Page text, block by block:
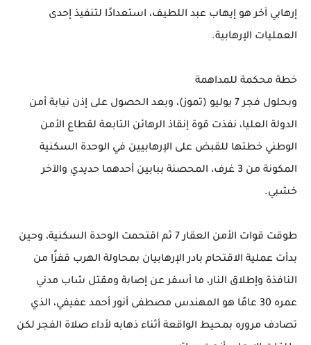
إرهابي آخر هو إيهاب عبد اللطيف، استعدادًا لتنفيذ إحدى
العمليات الإرهابية.
خطة محكمة للمداهمة
وبحلول فجر 7 يوليو (تموز)، وبعد الحصول على إذن نيابة أمن
الدولة العليا، نفذت قوة إنقاذ الرهائن التابعة لقطاع الأمن
الوطني خطتها للقبض على الإرهابيين في الوحدة السكنية
المكونة من 3 غرف، المحصنة ببابين أحدهما حديدي والآخر
خشبي.
طوقت قوات الأمن العقار 7 ثم اقتحمت الوحدة السكنية، وحين
بدأت عملية الاقتحام بادر الإرهابيان بمحاولة الهرب قفزًا من
النافذة وإطلاق النار، ما أسفر عن إصابة ومقتل شاب مدني
عمره 30 عامًا هو المهندس مصطفى أنور أحمد عفيفي، الذي
تصادف مروره بمحيط الواقعة أثناء ذهابه لأداء صلاة الفجر لكن